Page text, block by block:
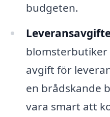
budgeten.
blomsterbutiker
avgift för
en brådskande
vara smart att